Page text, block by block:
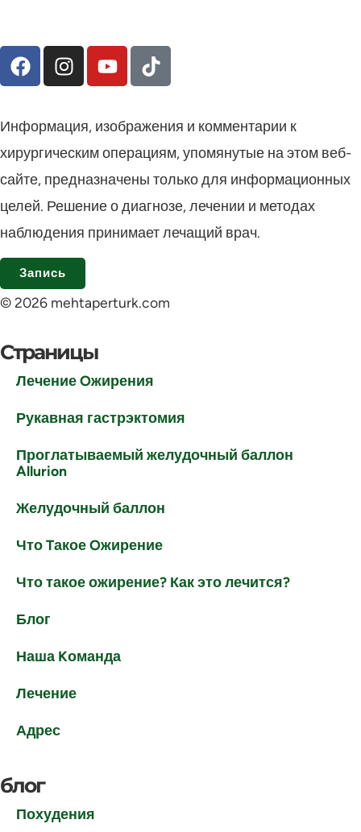
Информация, изображения и комментарии к
хирургическим операциям, упомянутые на этом веб-
сайте, предназначены только для информационных
целей. Решение о диагнозе, лечении и методах
наблюдения принимает лечащий врач.
Запись
© 2026 mehtaperturk.com
Страницы
Лечение Oжирения
Рукавная гастрэктомия
Проглатываемый желудочный баллон
Allurion
Желудочный баллон
Что Tакое Oжирение
Что такое ожирение? Как это лечится?
Блог
Наша Kоманда
Лечение
Адрес
блог
Похудения